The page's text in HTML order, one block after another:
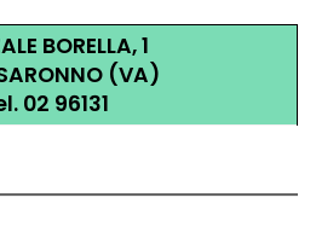
BORELLA, 1
(VA)
02 96131